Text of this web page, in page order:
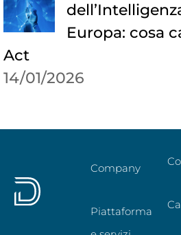
Europa: cosa
Act
14/01/2026
Company
Piattaforma